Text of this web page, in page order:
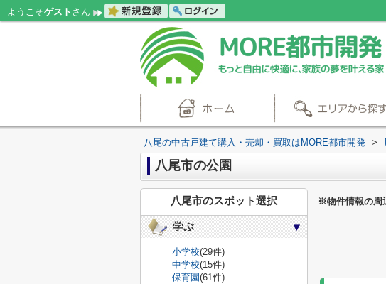
ようこそゲスト さん
八尾の中古戸建て購入・売却・買取はMORE都市開発 >
八尾市の公園
※物件情報の周
八尾市のスポット選択
学ぶ
小学校(29件)
中学校(15件)
保育園(61件)